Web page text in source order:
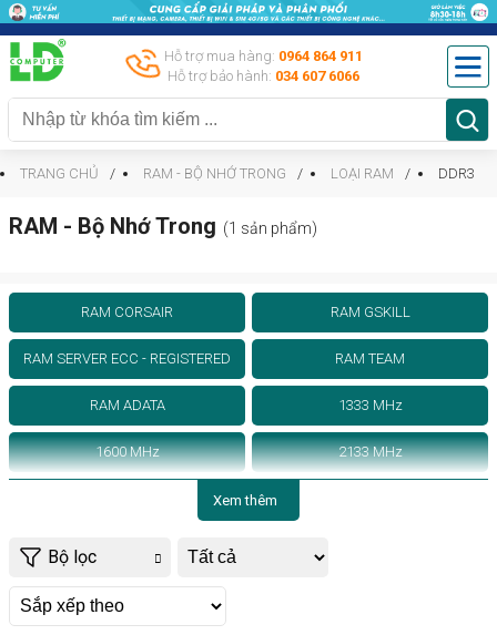
Hỗ trợ mua hàng: 0964 864 911
Hỗ trợ bảo hành: 034 607 6066
TRANG CHỦ RAM - BỘ NHỚ TRONG LOẠI RAM DDR3
RAM - Bộ Nhớ Trong (1 sản phẩm)
RAM CORSAIR RAM GSKILL
RAM SERVER ECC - REGISTERED RAM TEAM
RAM ADATA 1333 MHz
1600 MHz 2133 MHz
Xem thêm
Bộ lọc